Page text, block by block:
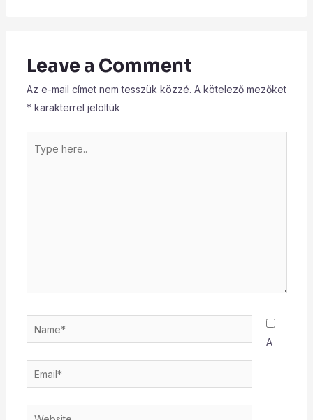
Leave a Comment
Az e-mail címet nem tesszük közzé. A kötelező mezőket
* karakterrel jelöltük
here..
Name*
Email*
Website
A